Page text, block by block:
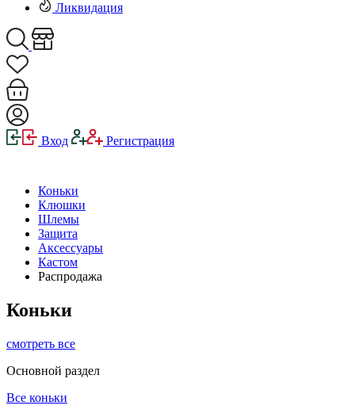
Ликвидация
Вход Регистрация
Коньки
Клюшки
Шлемы
Защита
Аксессуары
Кастом
Распродажа
Коньки
смотреть все
Основной раздел
Все коньки